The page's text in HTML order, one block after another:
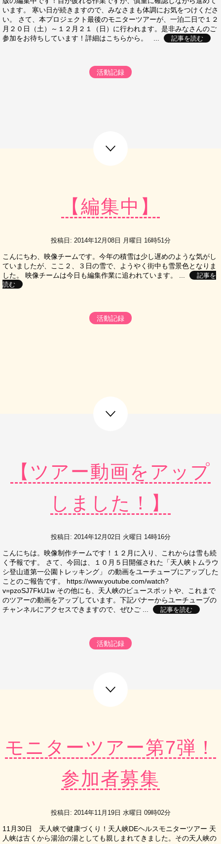
います。 寒い日が続きますので、みなさまも体調にお気をつけくださ
い。 さて、本プロジェクト最後のモニターツアーが、一泊二日で１２
月２０日（土）～１２月２１（日）に行われます。是非みなさんのご
参加をお待ちしています！詳細はこちらから。 ...
記事を読む
活動記録
【編集中】
投稿日: 2014年12月08日 月曜日 16時51分
こんにちわ、映像チームです。今年の積雪は少し遅めのような気がし
ていましたが、ここ２、３日の雪で、ようやく街中も雪景色となりま
した。 映像チームは今日も編集作業に追われています。 ...
記事を
読む
活動記録
【ツアー動画をアップ
しました！】
投稿日: 2014年12月02日 火曜日 14時16分
こんにちは。映像制作チームです！１２月に入り、これからは雪も続
く予報です。 さて、今回は、１０月５日開催された「天人峡トムラウ
シ登山道第一公園トレッキング」 の動画をユーチューブにアップした
ことのご報告です。 https://www.youtube.com/watch?
v=pzoSJ7FkU1w その他にも、天人峡のビュースポットや、これまで
のツアーの動画をアップしています。下記バナーからユーチューブの
チャンネルにアクセスできますので、ぜひご ...
記事を読む
活動記録
モニターツアー第7弾！
参加者募集
投稿日: 2014年11月19日 水曜日 09時02分
11月30日 天人峡で健康づくり！天人峡DEヘルスモニターツアー 天
人峡は古くから湯治の湯としても親しまれてきました。その天人峡の